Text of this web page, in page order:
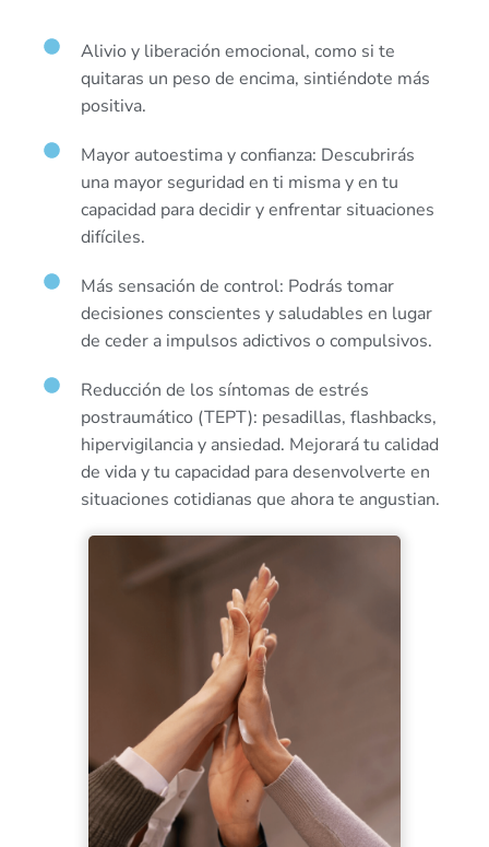
Alivio y liberación emocional, como si te
quitaras un peso de encima, sintiéndote más
positiva.
Mayor autoestima y confianza: Descubrirás
una mayor seguridad en ti misma y en tu
capacidad para decidir y enfrentar situaciones
difíciles.
Más sensación de control: Podrás tomar
decisiones conscientes y saludables en lugar
de ceder a impulsos adictivos o compulsivos.
Reducción de los síntomas de estrés
postraumático (TEPT): pesadillas, flashbacks,
hipervigilancia y ansiedad. Mejorará tu calidad
de vida y tu capacidad para desenvolverte en
situaciones cotidianas que ahora te angustian.